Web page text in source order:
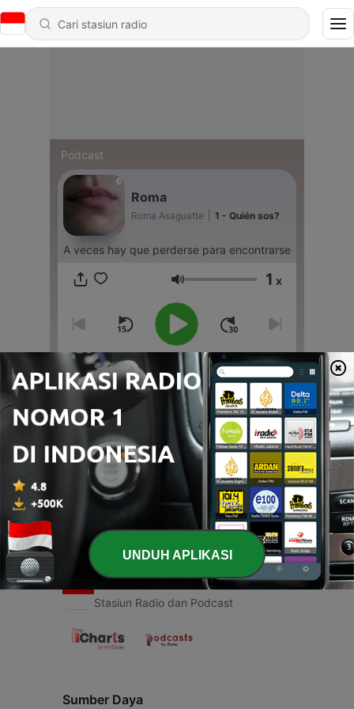
Podcast
Roma
Roma Asaguatte 1 - Quién sos?
A veces hay que perderse para encontrarse
Volume 1 x
00:00 00:00
Episode
1 - Quién sos?
02 Sep 2019
Radio Indonesia
Stasiun Radio dan Podcast
Sumber Daya
UNDUH APLIKASI